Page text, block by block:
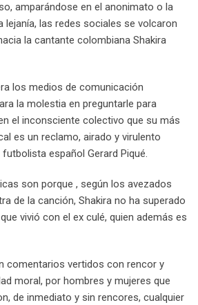
amparándose en el anonimato o la
lejanía, las redes sociales se volcaron
la cantante colombiana Shakira
los medios de comunicación
la molestia en preguntarle para
el inconsciente colectivo que su más
es un reclamo, airado y virulento
español Gerard Piqué.
son porque , según los avezados
de la canción, Shakira no ha superado
vivió con el ex culé, quien además es
comentarios vertidos con rencor y
moral, por hombres y mujeres que
de inmediato y sin rencores, cualquier